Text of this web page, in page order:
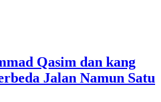
Qasim dan kang
Jalan Namun Satu